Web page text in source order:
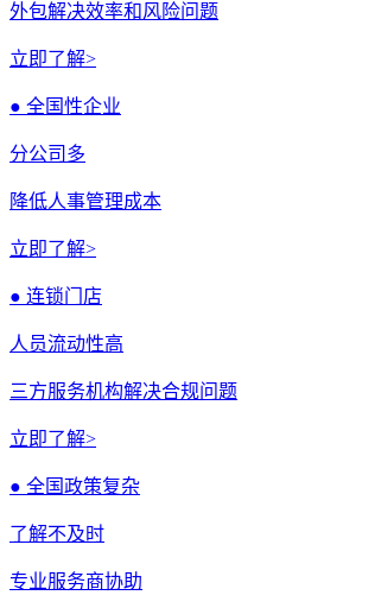
外包解决效率和风险问题
立即了解>
● 全国性企业
分公司多
降低人事管理成本
立即了解>
● 连锁门店
人员流动性高
三方服务机构解决合规问题
立即了解>
● 全国政策复杂
了解不及时
专业服务商协助